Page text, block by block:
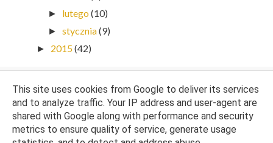
► lutego(10)
►stycznia(9)
► 2015(42)
This site uses cookies from Google to deliver its services
and to analyze traffic. Your IP address and user-agent are
shared with Google along with performance and security
metrics to ensure quality of service, generate usage